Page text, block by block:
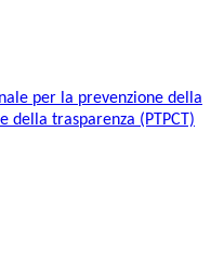
per la prevenzione della
della trasparenza (PTPCT)